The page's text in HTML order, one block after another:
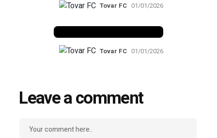
Tovar FC 01/01/2026
Tovar FC 01/01/2026
Leave a comment